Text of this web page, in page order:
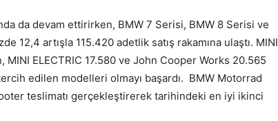
da devam ettirirken, BMW 7 Serisi, BMW 8 Serisi ve
12,4 artışla 115.420 adetlik satış rakamına ulaştı. MINI
MINI ELECTRIC 17.580 ve John Cooper Works 20.565
edilen modelleri olmayı başardı. BMW Motorrad
teslimatı gerçekleştirerek tarihindeki en iyi ikinci